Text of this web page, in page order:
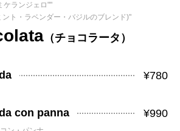
ケランジェロ""
ト・ラベンダー・バジルのブレンド)"
（チョコラータ）
¥780
con panna ¥990